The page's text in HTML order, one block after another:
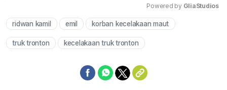
Powered by GliaStudios
ridwan kamil emil korban kecelakaan maut
truk tronton kecelakaan truk tronton